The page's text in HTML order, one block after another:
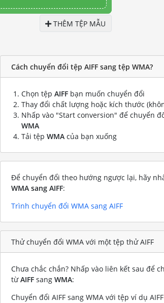
THÊM TỆP MẪU
Cách chuyển đổi tệp AIFF sang tệp WMA?
Chọn tệp AIFF bạn muốn chuyển đổi
Thay đổi chất lượng hoặc kích thước
Nhấp vào "Start conversion" để chuyển
WMA
Tải tệp WMA của bạn xuống
Để chuyển đổi theo hướng ngược lại, hãy
WMA sang AIFF:
Trình chuyển đổi WMA sang AIFF
Thử chuyển đổi WMA với một tệp thử AIFF
Chưa chắc chắn? Nhấp vào liên kết sau để
từAIFF sang WMA:
Chuyển đổi AIFF sang WMA với tệp ví dụ